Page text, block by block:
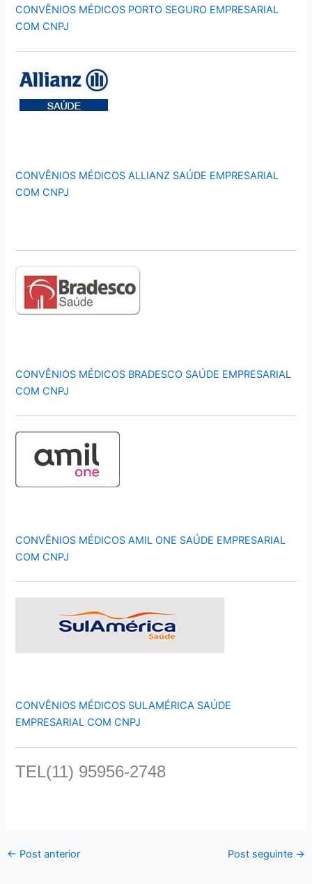
CONVÊNIOS MÉDICOS PORTO SEGURO EMPRESARIAL
COM CNPJ
CONVÊNIOS MÉDICOS ALLIANZ SAÚDE EMPRESARIAL
COM CNPJ
CONVÊNIOS MÉDICOS BRADESCO SAÚDE EMPRESARIAL
COM CNPJ
CONVÊNIOS MÉDICOS AMIL ONE SAÚDE EMPRESARIAL
COM CNPJ
CONVÊNIOS MÉDICOS SULAMÉRICA SAÚDE
EMPRESARIAL COM CNPJ
TEL(11) 95956-2748
← Post anterior Post seguinte →